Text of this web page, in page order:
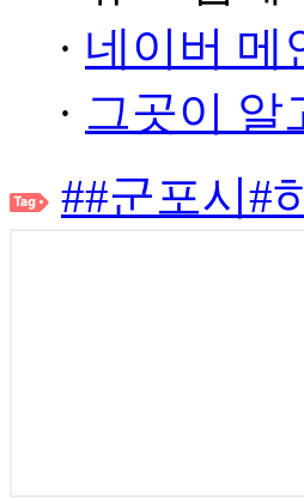
· 네이버
· 그곳이
##군포시#